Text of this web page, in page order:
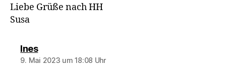
Liebe Grüße nach HH
Susa
Inessagt:
9. Mai 2023 um 18:08 Uhr